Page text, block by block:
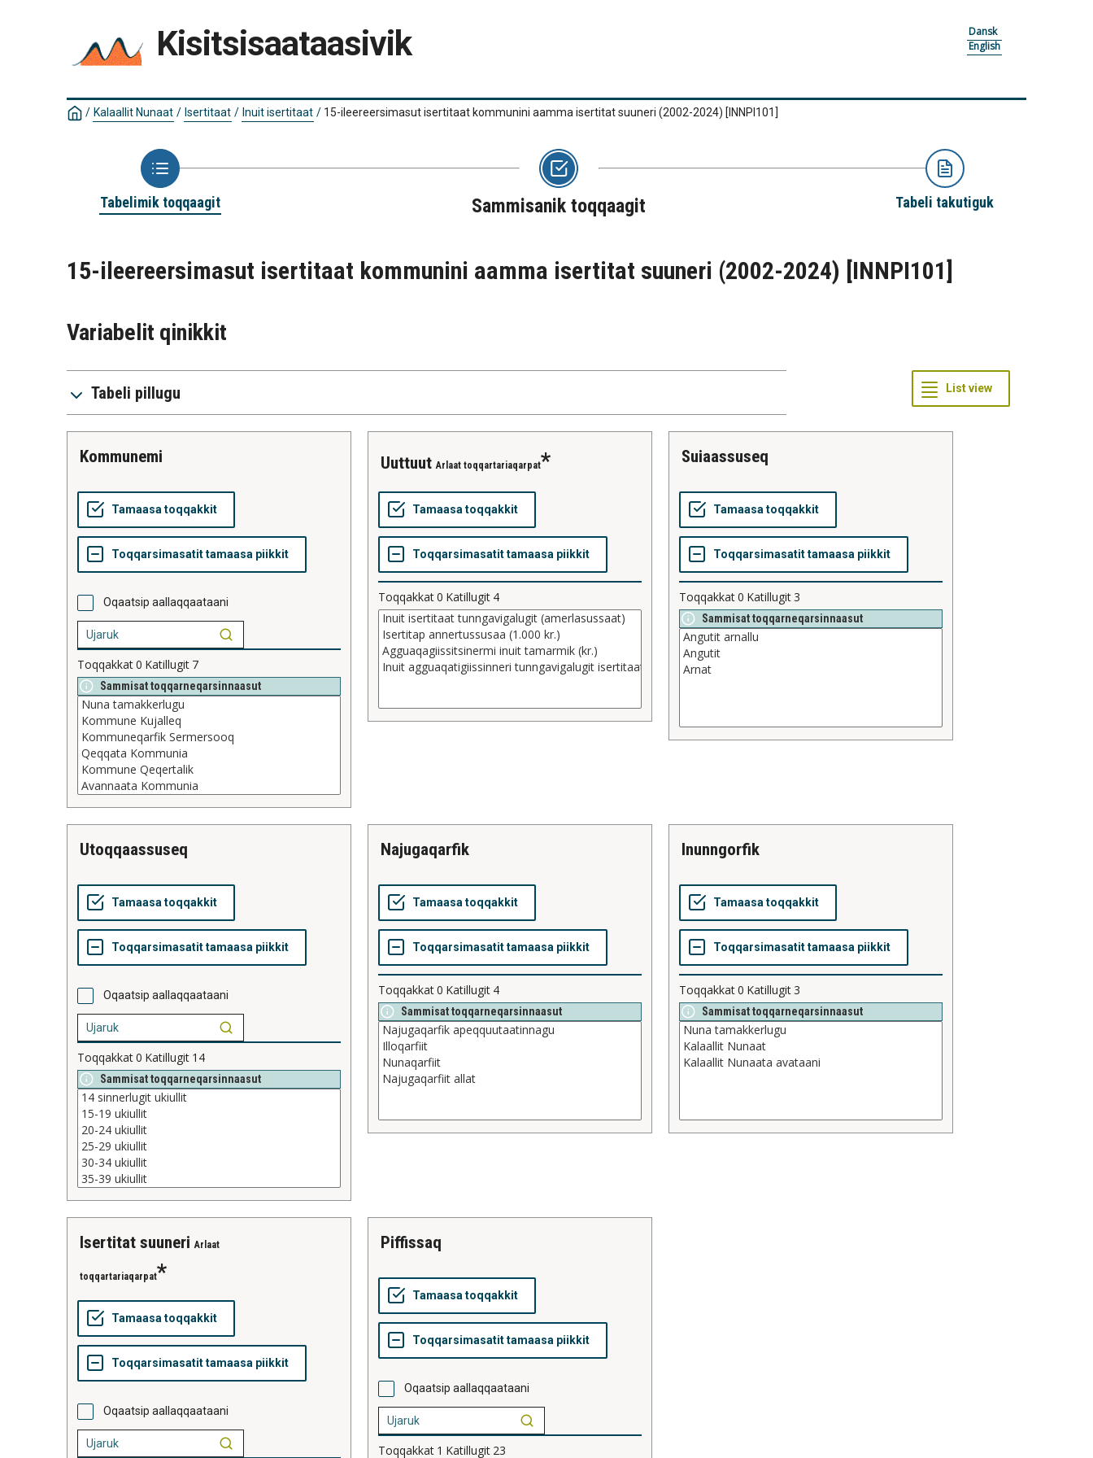
Kisitsisaataasivik
Dansk
English
/ Kalaallit Nunaat / Isertitaat / Inuit isertitaat / 15-ileereersimasut isertitaat kommunini aamma isertitat suuneri (2002-2024) [INNPI101]
Tabelimik toqqaagit Sammisanik toqqaagit Tabeli takutiguk
15-ileereersimasut isertitaat kommunini aamma isertitat suuneri (2002-2024) [INNPI101]
Variabelit qinikkit
Tabeli pillugu
kommunemi
Oqaatsip aallaqqaataani
Toqqakkat0 Katillugit 7
Sammisat toqqarneqarsinnaasut
uuttuut Arlaat toqqartariaqarpat
Toqqakkat0 Katillugit 4
suiaassuseq
Toqqakkat0 Katillugit3
Sammisat toqqarneqarsinnaasut
utoqqaassuseq
Oqaatsip aallaqqaataani
Toqqakkat0 Katillugit 14
Sammisat toqqarneqarsinnaasut
najugaqarfik
Toqqakkat0 Katillugit 4
Sammisat toqqarneqarsinnaasut
inunngorfik
Toqqakkat0 Katillugit3
Sammisat toqqarneqarsinnaasut
isertitat suuneri Arlaat
toqqartariaqarpat
Oqaatsip aallaqqaataani
piffissaq
Oqaatsip aallaqqaataani
Toqqakkat 1 Katillugit 23